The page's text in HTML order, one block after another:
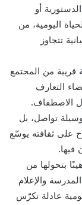
أو
اليومية، من
تتجاوز
من المجتمع
التعارف
الاصطفاف.
تواصل، بل
على ثقافته يوسّع
فيها.
بتحولها من
والإعلام
عادلة تكرّس